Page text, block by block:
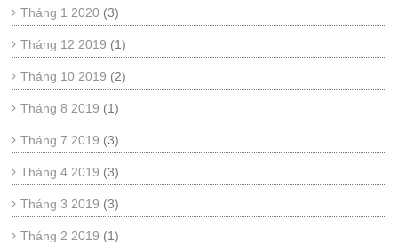
Tháng 1 2020 (3)
Tháng 12 2019 (1)
Tháng 10 2019 (2)
Tháng 8 2019 (1)
Tháng 7 2019 (3)
Tháng 4 2019 (3)
Tháng 3 2019 (3)
Tháng 2 2019 (1)